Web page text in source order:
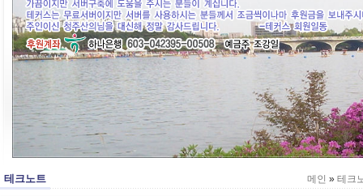
테크노트 메인 » 테크